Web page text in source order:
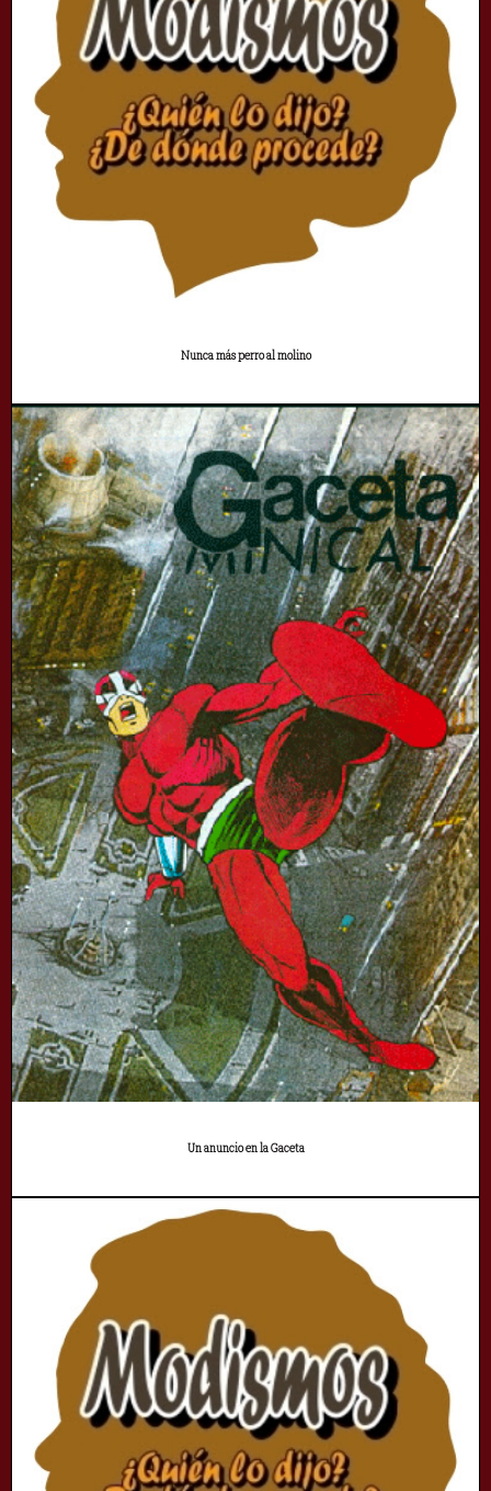
Nunca más perro al molino
Un anuncio en la Gaceta